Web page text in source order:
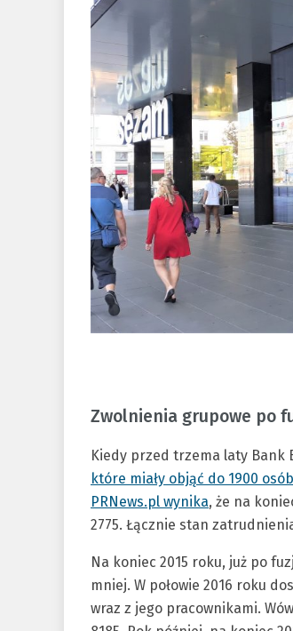
Zwolnienia grupowe po
Kiedy przed trzema laty Bank
które miały objąć do 1900 osób
PRNews.pl wynika, że na
2775. Łącznie stan
Na koniec 2015 roku, już po
mniej. W połowie 2016 roku
wraz z jego pracownikami.